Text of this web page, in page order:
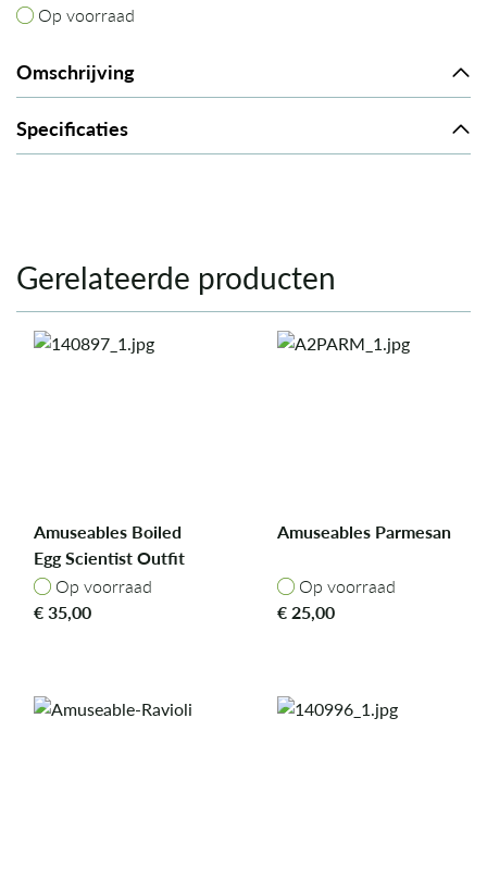
Op voorraad
Op voorraad
Omschrijving
Specificaties
Gerelateerde producten
Amuseables Boiled
Egg Scientist Outfit
Op voorraad
Op voorraad
€35,00
Amuseables Parmesan
Op voorraad
Op voorraad
€25,00